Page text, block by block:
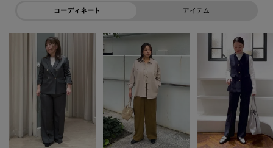
た、パソコン・スマートフォンなどの環境により、若干製品と画像のカラー
が異なる場合もございます。
＊＊＊＊＊＊＊＊＊＊＊＊＊＊＊＊＊＊＊＊＊＊＊＊＊＊＊＊＊
【お買い物をよりお楽しみいただくために♪】
＼＼気になるアイテムはお気に入り登録がおすすめ！／／
コーディネート アイテム